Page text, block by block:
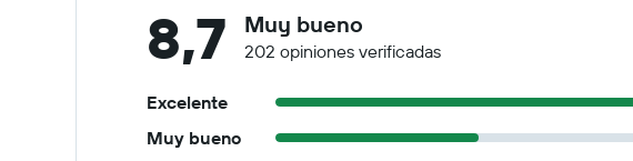
8,7 Muy bueno
202 opiniones verificadas
Excelente
Muy bueno